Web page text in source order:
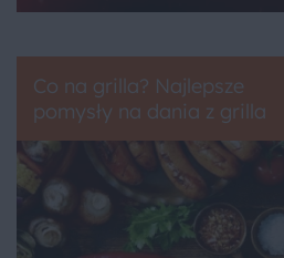
Co na grilla? Najlepsze
pomysły na dania z grilla